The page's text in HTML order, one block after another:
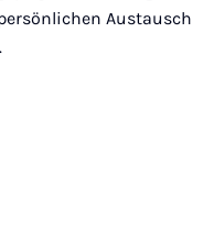
Austausch